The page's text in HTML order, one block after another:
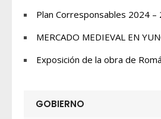
Plan Corresponsables 2024 –
MERCADO MEDIEVAL EN
Exposición de la obra de
GOBIERNO